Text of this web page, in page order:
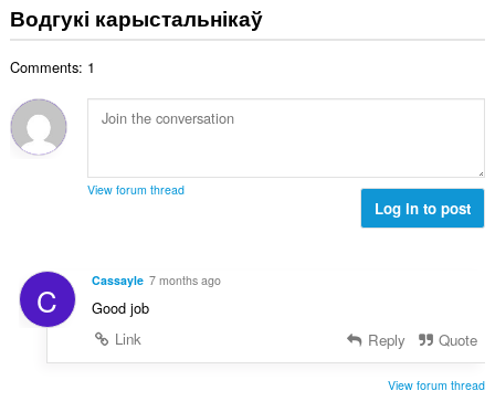
ў
:н
а
ў
Водгукі карыстальнікаў
Comments: 1
View forum thread
Log in to post
C Cassayle 7 months ago
Good job
Link
Reply Quote
View forum thread